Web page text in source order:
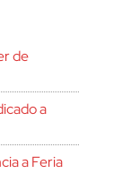
de
a
a Feria